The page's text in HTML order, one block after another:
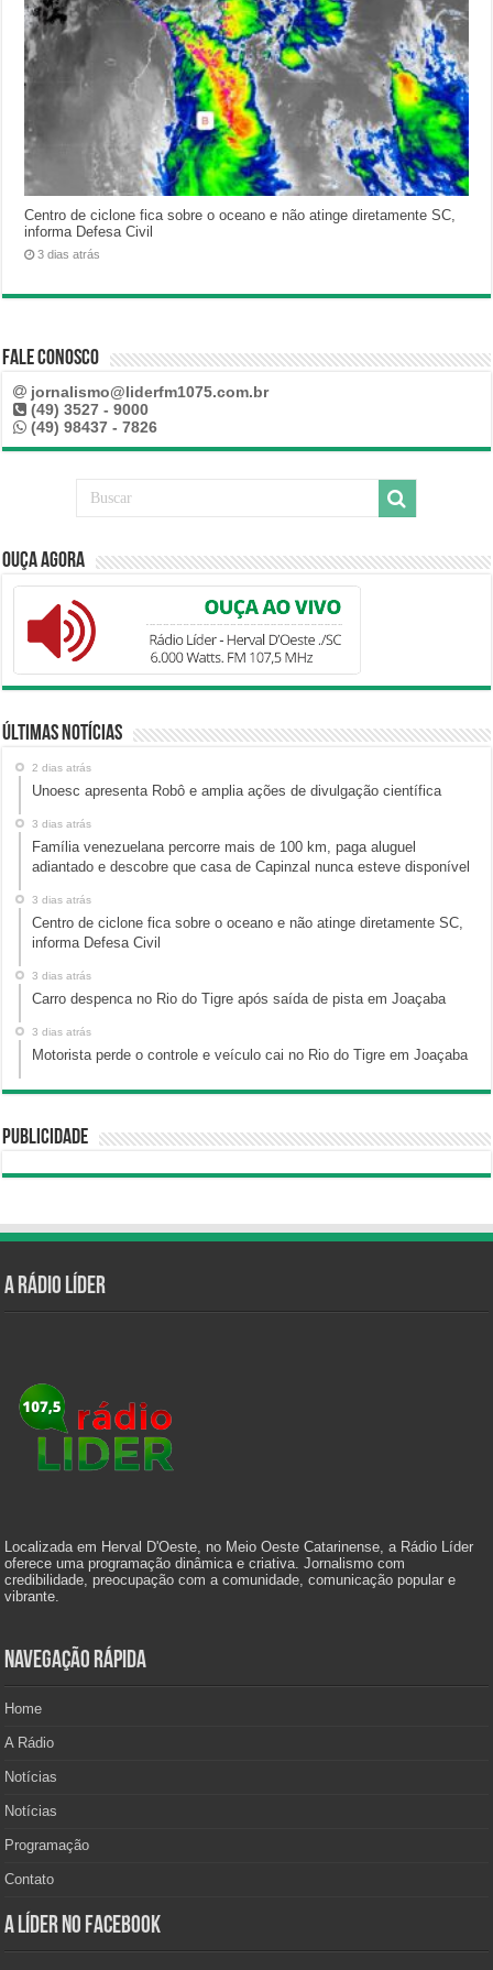
Centro de ciclone fica sobre o oceano e não atinge diretamente SC,
informa Defesa Civil
3 dias atrás
Fale Conosco
jornalismo@liderfm1075.com.br
(49) 3527 - 9000
(49) 98437 - 7826
Ouça Agora
Últimas Notícias
2 dias atrás
Unoesc apresenta Robô e amplia ações de divulgação científica
3 dias atrás
Família venezuelana percorre mais de 100 km, paga aluguel
adiantado e descobre que casa de Capinzal nunca esteve disponível
3 dias atrás
Centro de ciclone fica sobre o oceano e não atinge diretamente SC,
informa Defesa Civil
3 dias atrás
Carro despenca no Rio do Tigre após saída de pista em Joaçaba
3 dias atrás
Motorista perde o controle e veículo cai no Rio do Tigre em Joaçaba
Publicidade
A Rádio Líder
Localizada em Herval D'Oeste, no Meio Oeste Catarinense, a Rádio Líder
oferece uma programação dinâmica e criativa. Jornalismo com
credibilidade, preocupação com a comunidade, comunicação popular e
vibrante.
Navegação Rápida
Home
A Rádio
Notícias
Notícias
Programação
Contato
A Líder no Facebook